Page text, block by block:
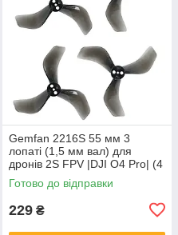
Gemfan 2216S 55 мм 3
лопаті (1,5 мм вал) для
дронів 2S FPV |DJI O4 Pro| (4
шт, Clear Black)
Готово до відправки
229 ₴